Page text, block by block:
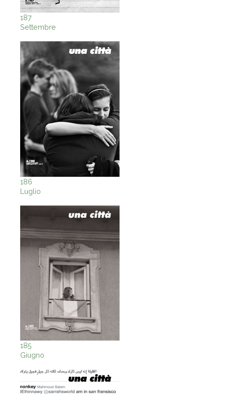
187
Settembre
186
Luglio
185
Giugno